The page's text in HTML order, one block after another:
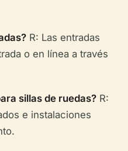
R: Las entradas
o en línea a través
sillas de ruedas? R:
e instalaciones